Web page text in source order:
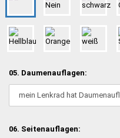
05. Daumenauflagen:
06. Seitenauflagen: